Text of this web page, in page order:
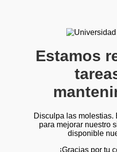
Estamos
Disculpa las molestias.
para mejorar nuestro
disponible
¡Gracias por tu